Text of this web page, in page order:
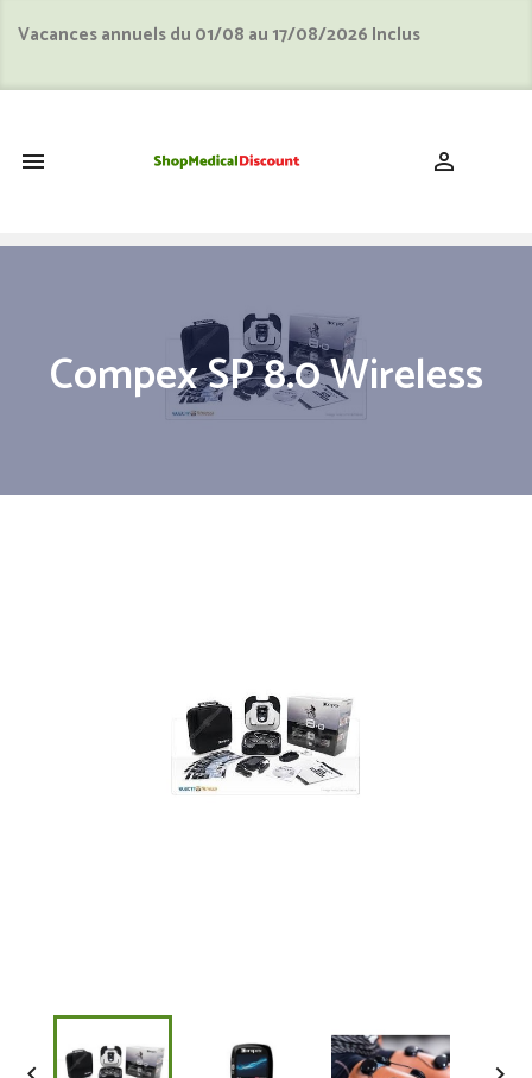
Vacances annuels du 01/08 au 17/08/2026 Inclus
 
Compex SP 8.0 Wireless